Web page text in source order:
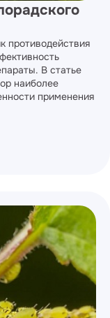
противодействия
В статье
наиболее
применения